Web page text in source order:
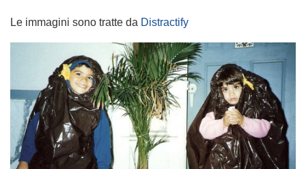
Le immagini sono tratte da Distractify